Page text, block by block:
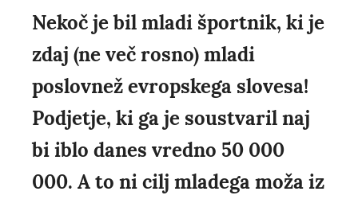
Nekoč je bil mladi športnik, ki je
zdaj (ne več rosno) mladi
poslovnež evropskega slovesa!
Podjetje, ki ga je soustvaril naj
bi iblo danes vredno 50 000
000. A to ni cilj mladega moža iz